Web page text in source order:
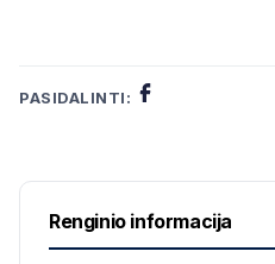
PASIDALINTI:
Renginio informacija